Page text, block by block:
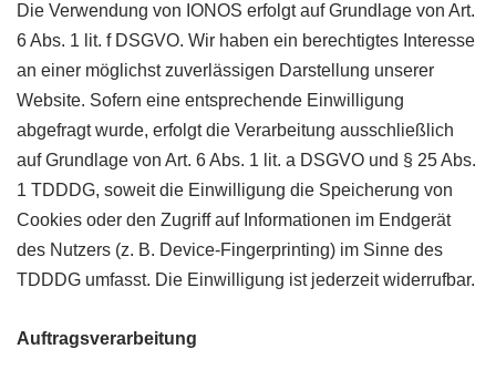
Die Verwendung von IONOS erfolgt auf Grundlage von Art.
6 Abs. 1 lit. f DSGVO. Wir haben ein berechtigtes Interesse
an einer möglichst zuverlässigen Darstellung unserer
Website. Sofern eine entsprechende Einwilligung
abgefragt wurde, erfolgt die Verarbeitung ausschließlich
auf Grundlage von Art. 6 Abs. 1 lit. a DSGVO und § 25 Abs.
1 TDDDG, soweit die Einwilligung die Speicherung von
Cookies oder den Zugriff auf Informationen im Endgerät
des Nutzers (z. B. Device-Fingerprinting) im Sinne des
TDDDG umfasst. Die Einwilligung ist jederzeit widerrufbar.
Auftragsverarbeitung